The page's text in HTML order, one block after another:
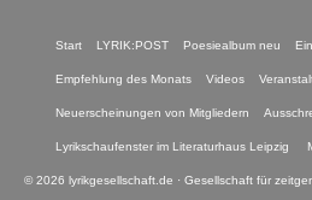
Start LYRIK:POST Poesiealbum neu
Empfehlung des Monats Videos
Neuerscheinungen von Mitgliedern
Lyrikschaufenster im Literaturhaus Leipzig
© 2026 lyrikgesellschaft.de · Gesellschaft für